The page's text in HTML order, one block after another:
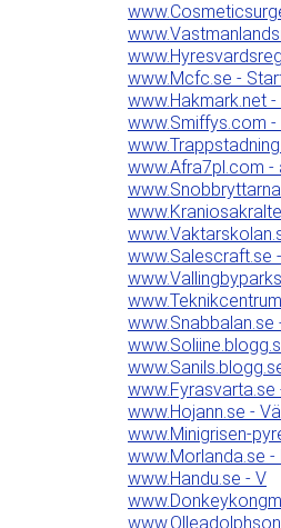
www.Mcfc.se -
www.Hakmark.net -
www.Smiffys.com
www.Afra7pl.com -
www.Salescraft.se
www.Snabbalan.se
www.Hojann.se -
www.Minigrisen-
www.Morlanda.se
www.Handu.se - V